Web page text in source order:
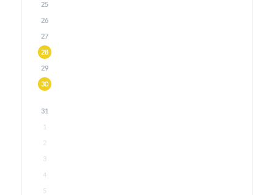
25
26
27
28
29
30
31
1
2
3
4
5